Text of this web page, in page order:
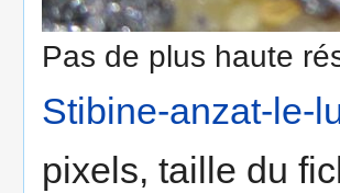
Pas de plus haute
Stibine-anzat-le-
pixels, taille du